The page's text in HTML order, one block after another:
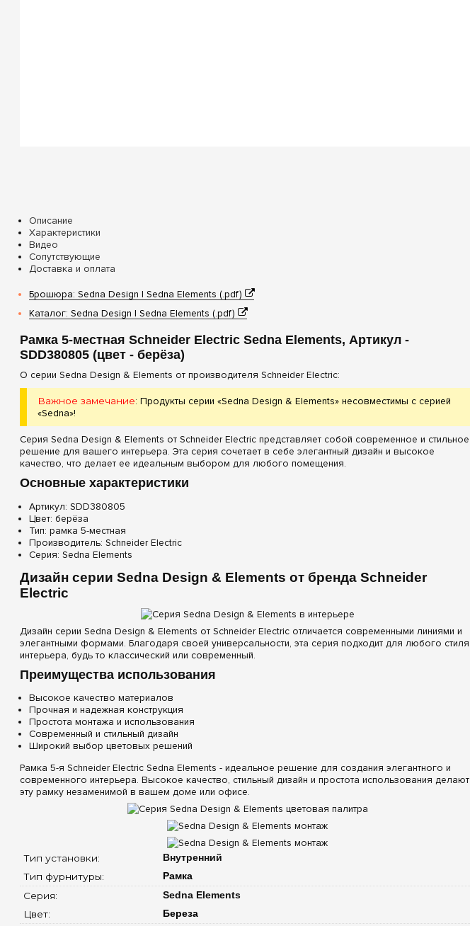
Описание
Характеристики
Видео
Сопутствующие
Доставка и оплата
Брошюра: Sedna Design | Sedna Elements (.pdf)
Каталог: Sedna Design | Sedna Elements (.pdf)
Рамка 5-местная Schneider Electric Sedna Elements, Артикул -
SDD380805 (цвет - берёза)
О серии Sedna Design & Elements от производителя Schneider Electric:
Важное замечание: Продукты серии «Sedna Design & Elements» несовместимы с серией
«Sedna»!
Серия Sedna Design & Elements от Schneider Electric представляет собой современное и стильное
решение для вашего интерьера. Эта серия сочетает в себе элегантный дизайн и высокое
качество, что делает ее идеальным выбором для любого помещения.
Основные характеристики
Артикул: SDD380805
Цвет: берёза
Тип: рамка 5-местная
Производитель: Schneider Electric
Серия: Sedna Elements
Дизайн серии Sedna Design & Elements от бренда Schneider
Electric
Дизайн серии Sedna Design & Elements от Schneider Electric отличается современными линиями и
элегантными формами. Благодаря своей универсальности, эта серия подходит для любого стиля
интерьера, будь то классический или современный.
Преимущества использования
Высокое качество материалов
Прочная и надежная конструкция
Простота монтажа и использования
Современный и стильный дизайн
Широкий выбор цветовых решений
Рамка 5-я Schneider Electric Sedna Elements - идеальное решение для создания элегантного и
современного интерьера. Высокое качество, стильный дизайн и простота использования делают
эту рамку незаменимой в вашем доме или офисе.
Тип установки: Внутренний
Тип фурнитуры: Рамка
Серия: Sedna Elements
Цвет: Береза